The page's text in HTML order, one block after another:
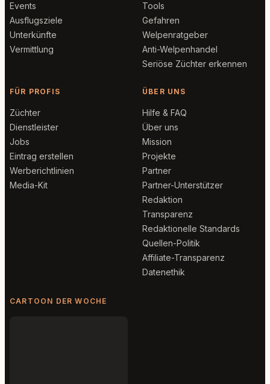
Events
Ausflugsziele
Unterkünfte
Vermittlung
Tools
Gefahren
Welpenratgeber
Anti-Welpenhandel
Seriöse Züchter erkennen
FÜR PROFIS
Züchter
Dienstleister
Jobs
Eintrag erstellen
Werberichtlinien
Media-Kit
ÜBER UNS
Hilfe & FAQ
Über uns
Mission
Projekte
Partner
Partner-Unterstützer
Redaktion
Transparenz
Redaktionelle Standards
Quellen-Politik
Affiliate-Transparenz
Datenethik
CARTOON DER WOCHE